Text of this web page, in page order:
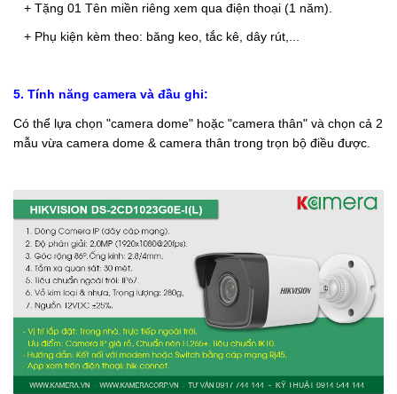
+ Tặng 01 Tên miền riêng xem qua điện thoại (1 năm).
+ Phụ kiện kèm theo: băng keo, tắc kê, dây rút,...
5. Tính năng camera và đầu ghi:
Có thể lựa chọn "camera dome" hoặc "camera thân" và chọn cả 2
mẫu vừa camera dome & camera thân trong trọn bộ điều được.